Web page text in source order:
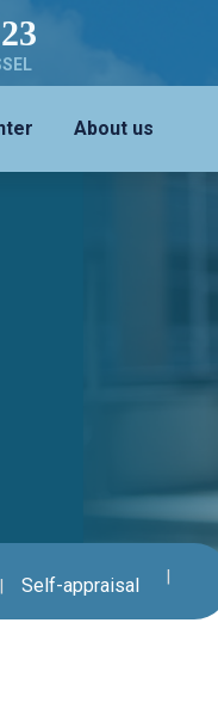
About us
Self-appraisal